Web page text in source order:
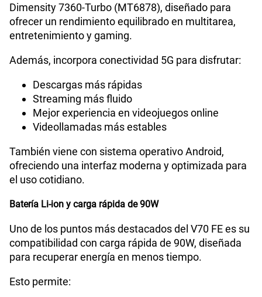
Dimensity 7360-Turbo (MT6878), diseñado para
ofrecer un rendimiento equilibrado en multitarea,
entretenimiento y gaming.
Además, incorpora conectividad 5G para disfrutar:
Descargas más rápidas
Streaming más fluido
Mejor experiencia en videojuegos online
Videollamadas más estables
También viene con sistema operativo Android,
ofreciendo una interfaz moderna y optimizada para
el uso cotidiano.
Batería Li-ion y carga rápida de 90W
Uno de los puntos más destacados del V70 FE es su
compatibilidad con carga rápida de 90W, diseñada
para recuperar energía en menos tiempo.
Esto permite: